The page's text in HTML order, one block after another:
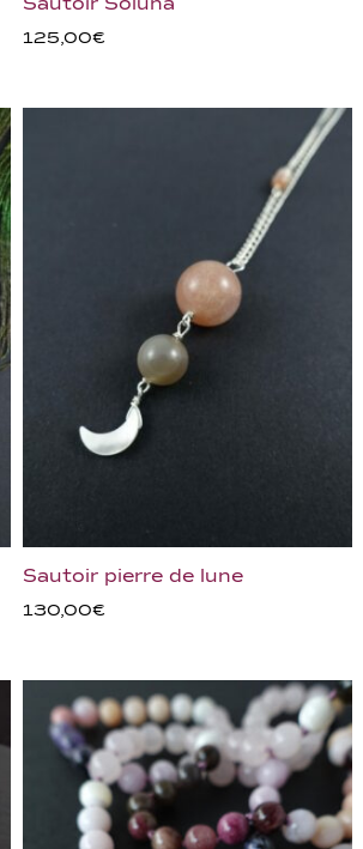
Sautoir Soluna
125,00€
Sautoir pierre de lune
130,00€